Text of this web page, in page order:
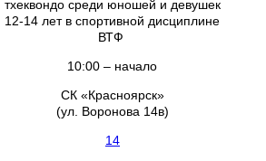
тхеквондо среди юношей и девушек
12-14 лет в спортивной дисциплине
ВТФ
10:00 – начало
СК «Красноярск»
(ул. Воронова 14в)
14